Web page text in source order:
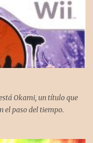
Okami, un título que
el paso del tiempo.